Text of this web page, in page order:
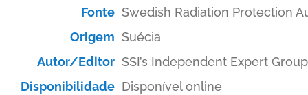
Fonte Swedish Radiation Protection
Origem Suécia
Autor/Editor SSI’s Independent Expert
Disponibilidade Disponível online